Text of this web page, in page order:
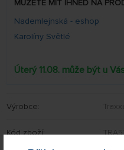
MŮŽETE MÍT IHNED NA
Nademlejnská - eshop
Karolíny Světlé
Úterý 11.08. může být u
Výrobce:
Kód zboží: